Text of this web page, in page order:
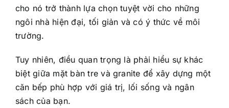
cho nó trở thành lựa chọn tuyệt vời cho những
ngôi nhà hiện đại, tối giản và có ý thức về môi
trường.
Tuy nhiên, điều quan trọng là phải hiểu sự khác
biệt giữa mặt bàn tre và granite để xây dựng một
căn bếp phù hợp với giá trị, lối sống và ngân
sách của bạn.